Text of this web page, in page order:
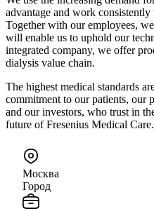
advantage and work
Together with our employees,
will enable us to uphold our
integrated company, we offer
dialysis value chain.
The highest medical standards
commitment to our patients, our
and our investors, who trust in
future of Fresenius Medical Care.
Москва
Город